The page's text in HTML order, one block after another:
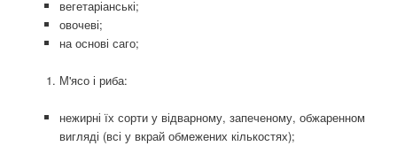
вегетаріанські;
овочеві;
на основі саго;
М'ясо і риба:
нежирні їх сорти у відварному, запеченому, обжаренном
вигляді (всі у вкрай обмежених кількостях);